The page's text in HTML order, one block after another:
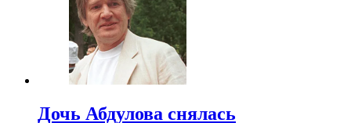
Дочь Абдулова снялась